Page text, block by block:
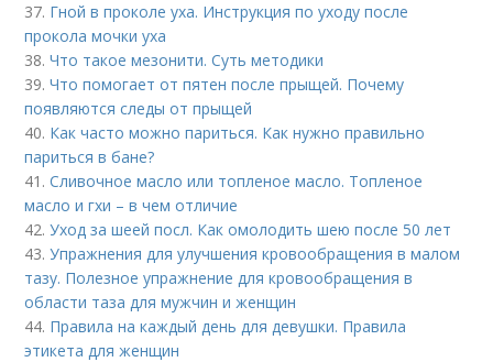
37. Гной в проколе уха. Инструкция по уходу после
прокола мочки уха
38.Что такое мезонити. Суть методики
39.Что помогает от пятен после прыщей. Почему
появляются следы от прыщей
40. Как часто можно париться. Как нужно правильно
париться в бане?
41.Сливочное масло или топленое масло. Топленое
масло и гхи – в чем отличие
42.Уход за шеей посл. Как омолодить шею после 50 лет
43.Упражнения для улучшения кровообращения в малом
тазу. Полезное упражнение для кровообращения в
области таза для мужчин и женщин
44. Правила на каждый день для девушки. Правила
этикета для женщин